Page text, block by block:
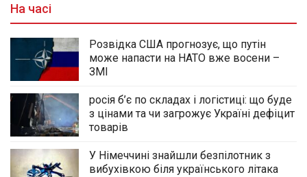
На часі
Розвідка США прогнозує, що путін
може напасти на НАТО вже восени –
ЗМІ
росія б’є по складах і логістиці: що буде
з цінами та чи загрожує Україні дефіцит
товарів
У Німеччині знайшли безпілотник з
вибухівкою біля українського літака